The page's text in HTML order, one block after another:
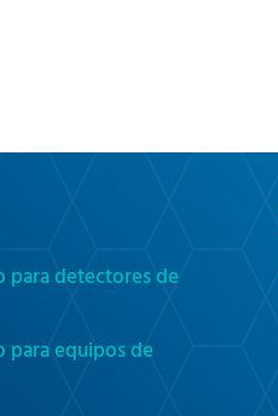
detectores de
equipos de